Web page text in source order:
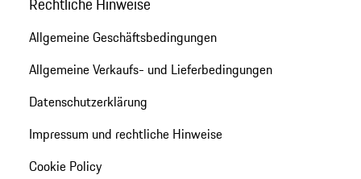
Allgemeine Geschäftsbedingungen
Allgemeine Verkaufs- und Lieferbedingungen
Datenschutzerklärung
Impressum und rechtliche Hinweise
Cookie Policy